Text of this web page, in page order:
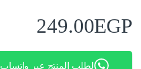
249.00EGP
لطلب المنتج عبر واتساب